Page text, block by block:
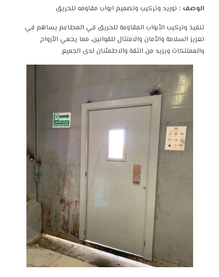
الوصف : توريد وتركيب وتصميم ابواب مقاومه للحريق
تنفيذ وتركيب الأبواب المقاومة للحريق في المطاعم يساهم في
تعزيز السلامة والأمان والامتثال للقوانين، مما يحمي الأرواح
والممتلكات ويزيد من الثقة والاطمئنان لدى الجميع.